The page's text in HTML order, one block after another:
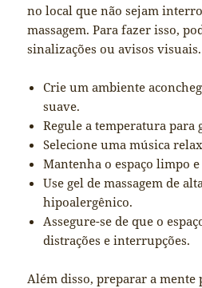
no local que não sejam
massagem. Para fazer isso,
sinalizações ou avisos visuais.
Crie um ambiente
suave.
Regule a temperatura
Selecione uma música
Mantenha o espaço limpo
Use gel de massagem de
hipoalergênico.
Assegure-se de que o
distrações e interrupções.
Além disso, preparar a mente